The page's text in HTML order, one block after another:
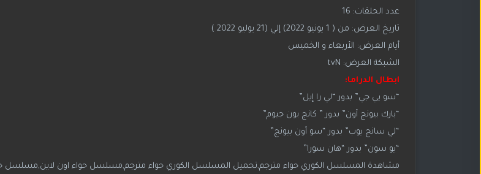
عدد الحلقات: 16
تاريخ العرض: من ( 1 يونيو 2022) إلي (21 يوليو 2022 )
أيام العرض: الأربعاء و الخميس
الشبكة العرض: tvN
ابطال الدراما:
“سو يي جي” بدور “لي را إيل”
“بارك بيونج أون” بدور ” كانج يون جيوم”
“لي سانج يوب” بدور “سو أون بيونج”
“يو سون” بدور “هان سورا”